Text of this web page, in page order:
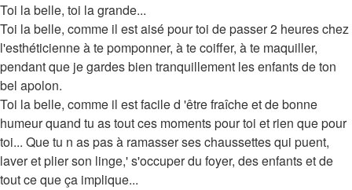
Toi la belle, toi la grande...
Toi la belle, comme il est aisé pour toi de passer 2 heures chez
l'esthéticienne à te pomponner, à te coiffer, à te maquiller,
pendant que je gardes bien tranquillement les enfants de ton
bel apolon.
Toi la belle, comme il est facile d 'être fraîche et de bonne
humeur quand tu as tout ces moments pour toi et rien que pour
toi... Que tu n as pas à ramasser ses chaussettes qui puent,
laver et plier son linge,' s'occuper du foyer, des enfants et de
tout ce que ça implique...